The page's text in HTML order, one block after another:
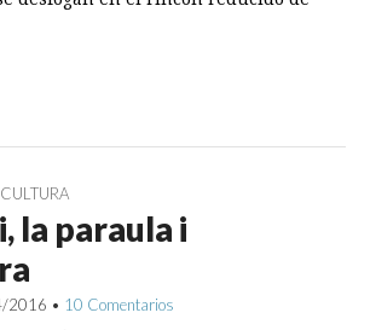
CULTURA
la paraula i
2016 • 10 Comentarios